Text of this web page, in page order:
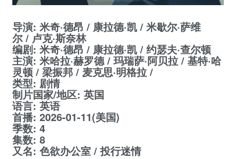
导演: 米奇·德昂 / 康拉德·凯 / 米歇尔·萨维
尔/ 卢克·斯奈林
编剧: 米奇·德昂 / 康拉德·凯 / 约瑟夫·查尔顿
主演: 米哈拉·赫罗德/ 玛瑞萨·阿贝拉 / 基特·哈
灵顿 / 梁振邦 / 麦克思·明格拉 /
类型: 剧情
制片国家/地区: 英国
语言: 英语
首播: 2026-01-11(美国)
季数: 4
集数: 8
又名: 色欲办公室 / 投行迷情